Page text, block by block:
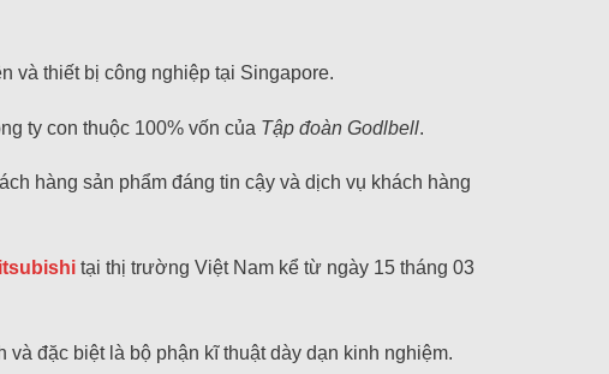
và thiết bị công nghiệp tại Singapore.
ty con thuộc 100% vốn của Tập đoàn Godlbell.
hàng sản phẩm đáng tin cậy và dịch vụ khách hàng
tại thị trường Việt Nam kể từ ngày 15 tháng 03
đặc biệt là bộ phận kĩ thuật dày dạn kinh nghiệm.